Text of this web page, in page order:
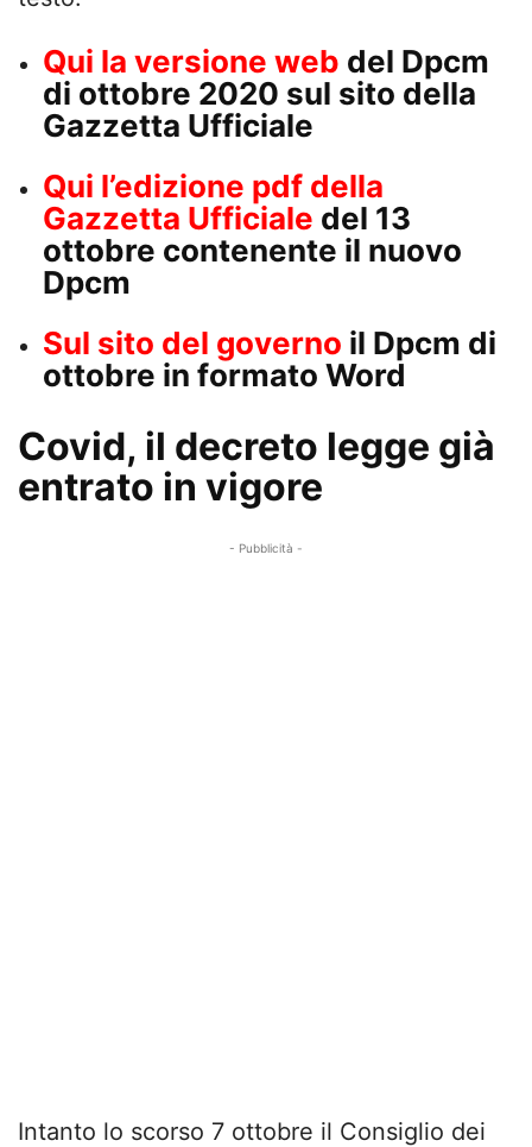
Qui la versione web del Dpcm
di ottobre 2020 sul sito della
Gazzetta Ufficiale
Qui l’edizione pdf della
Gazzetta Ufficiale del 13
ottobre contenente il nuovo
Dpcm
Sul sito del governo il Dpcm di
ottobre in formato Word
Covid, il decreto legge già
entrato in vigore
- Pubblicità -
Intanto lo scorso 7 ottobre il Consiglio dei